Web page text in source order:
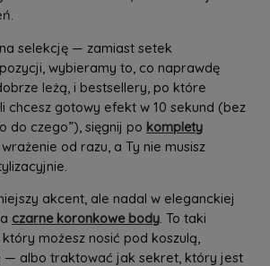
selekcję — zamiast setek
wybieramy to, co naprawdę
leżą, i bestsellery, po które
chcesz gotowy efekt w 10 sekund (bez
do czego”), sięgnij po komplety
od razu, a Ty nie musisz
akcent, ale nadal w eleganckiej
czarne koronkowe body. To taki
możesz nosić pod koszulą,
— albo traktować jak sekret, który jest